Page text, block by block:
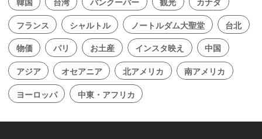
フランス
シャルトル ノートルダム大聖堂
台北
物価
パリ お土産 インスタ映え
中国
アジア
オセアニア 北アメリカ
南アメリカ
ヨーロッパ
中東・アフリカ